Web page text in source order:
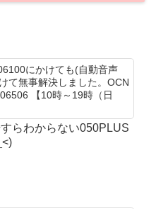
にかけても(自動音声
て無事解決しました。OCN
【10時～19時（日
らわからない050PLUS